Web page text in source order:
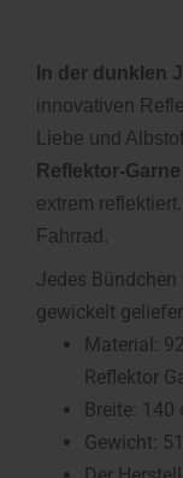
In der dunklen
innovativen
Liebe und
Reflektor-Garne
extrem
Fahrrad.
Jedes
gewickelt
Material:
Reflektor
Breite: 140
Gewicht: